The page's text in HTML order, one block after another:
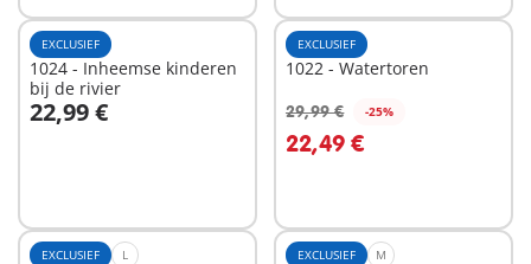
EXCLUSIEF
1024 - Inheemse kinderen
bij de rivier
22,99 €
In winkelwagen
EXCLUSIEF
1022 - Watertoren
29,99 € -25%
22,49 €
In winkelwagen
EXCLUSIEF L EXCLUSIEF M